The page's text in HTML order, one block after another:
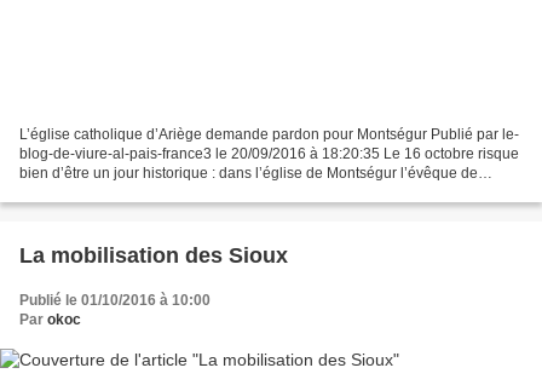
L’église catholique d’Ariège demande pardon pour Montségur Publié par le-
blog-de-viure-al-pais-france3 le 20/09/2016 à 18:20:35 Le 16 octobre risque
bien d’être un jour historique : dans l’église de Montségur l’évêque de
La mobilisation des Sioux
Publié le 01/10/2016 à 10:00
Par okoc